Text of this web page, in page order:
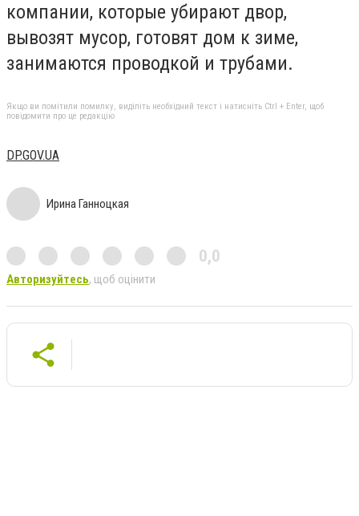
компании, которые убирают двор,
вывозят мусор, готовят дом к зиме,
занимаются проводкой и трубами.
Якщо ви помітили помилку, виділіть необхідний текст і натисніть Ctrl + Enter, щоб
повідомити про це редакцію
DP.GOV.UA
Ирина Ганноцкая
0,0
Авторизуйтесь, щоб оцінити